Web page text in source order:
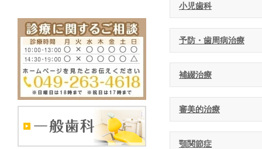
小児歯科
予防・歯周病治療
補綴治療
審美的治療
顎関節症